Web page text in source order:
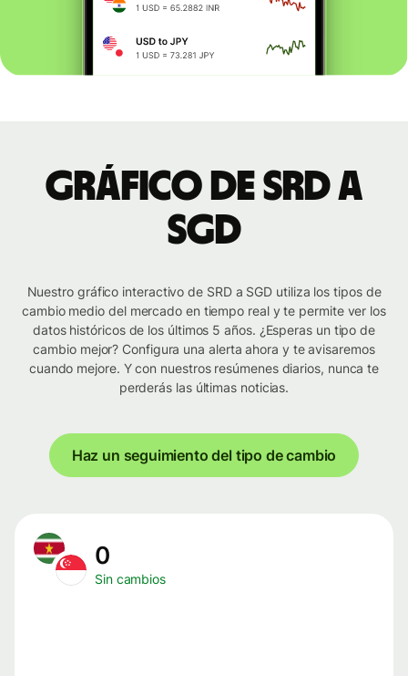
Gráfico de SRD a
SGD
Nuestro gráfico interactivo de SRD a SGD utiliza los tipos de
cambio medio del mercado en tiempo real y te permite ver los
datos históricos de los últimos 5 años. ¿Esperas un tipo de
cambio mejor? Configura una alerta ahora y te avisaremos
cuando mejore. Y con nuestros resúmenes diarios, nunca te
perderás las últimas noticias.
Haz un seguimiento del tipo de cambio
0
Sin cambios